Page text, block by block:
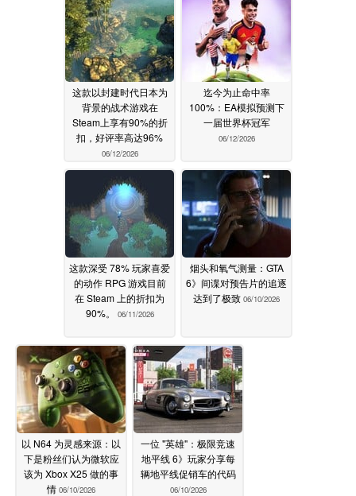
这款以封建时代日本为
背景的战术游戏在
Steam上享有90%的折
扣，好评率高达96%
06/12/2026
迄今为止命中率
100%：EA模拟预测下
一届世界杯冠军
06/12/2026
这款深受 78% 玩家喜爱
的动作 RPG 游戏目前
在 Steam 上的折扣为
90%。
06/11/2026
烟头和氧气测量：GTA
6》间谍对预告片的追逐
达到了极致 06/10/2026
以 N64 为灵感来源：以
下是粉丝们认为微软应
该为 Xbox X25 做的事
情 06/10/2026
一位 "英雄"：极限竞速
地平线 6》玩家分享每
辆地平线促销车的代码
06/10/2026